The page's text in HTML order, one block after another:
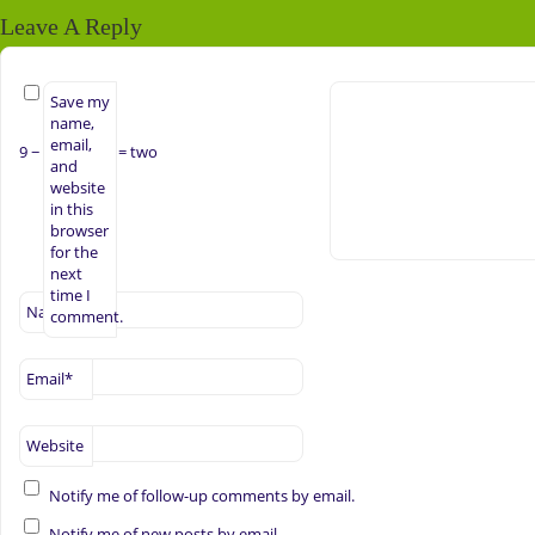
Leave A Reply
Name*
Email*
Website
Save my
name,
email,
and
website
in this
browser
for the
next
time I
comment.
9 − = two
Notify me of follow-up comments by email.